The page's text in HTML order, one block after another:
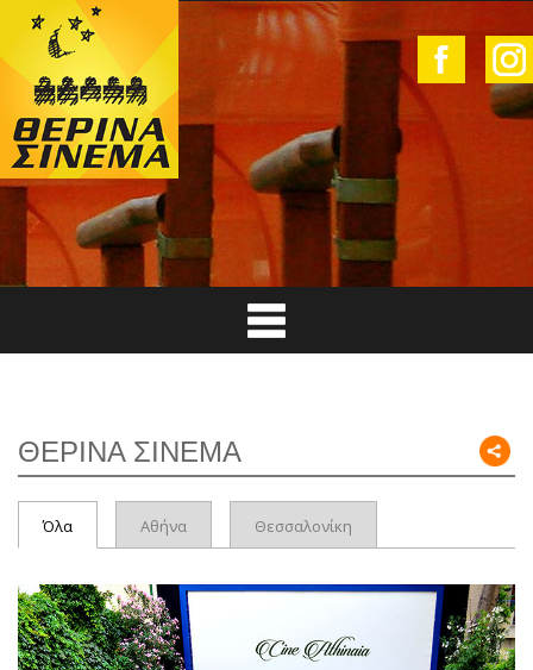
ΘΕΡΙΝΑ ΣΙΝΕΜΑ
Όλα Αθήνα Θεσσαλονίκη